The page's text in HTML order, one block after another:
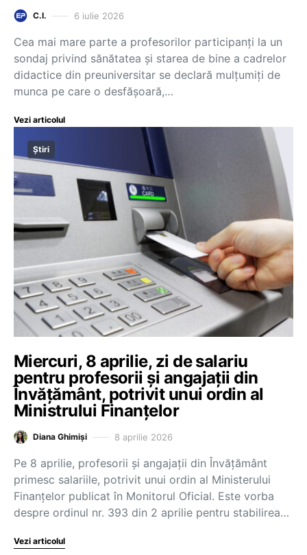
C.I. 6 iulie 2026
Cea mai mare parte a profesorilor participanți la un
sondaj privind sănătatea și starea de bine a cadrelor
didactice din preuniversitar se declară mulțumiți de
munca pe care o desfășoară,…
Vezi articolul
Știri
Miercuri, 8 aprilie, zi de salariu
pentru profesorii și angajații din
Învățământ, potrivit unui ordin al
Ministrului Finanțelor
Diana Ghimiși 8 aprilie 2026
Pe 8 aprilie, profesorii și angajații din Învățământ
primesc salariile, potrivit unui ordin al Ministerului
Finanțelor publicat în Monitorul Oficial. Este vorba
despre ordinul nr. 393 din 2 aprilie pentru stabilirea…
Vezi articolul